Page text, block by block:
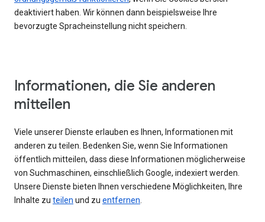
deaktiviert haben. Wir können dann beispielsweise Ihre
bevorzugte Spracheinstellung nicht speichern.
Informationen, die Sie anderen
mitteilen
Viele unserer Dienste erlauben es Ihnen, Informationen mit
anderen zu teilen. Bedenken Sie, wenn Sie Informationen
öffentlich mitteilen, dass diese Informationen möglicherweise
von Suchmaschinen, einschließlich Google, indexiert werden.
Unsere Dienste bieten Ihnen verschiedene Möglichkeiten, Ihre
Inhalte zu teilen und zu entfernen.